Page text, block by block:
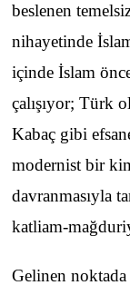
beslenen
nihayetinde
içinde İslam
çalışıyor; Türk
Kabaç gibi
modernist bir
davranmasıyla
katliam-
Gelinen